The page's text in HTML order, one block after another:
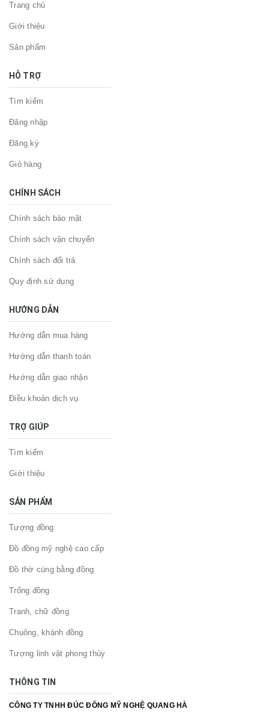
Trang chủ
Giới thiệu
Sản phẩm
HỖ TRỢ
Tìm kiếm
Đăng nhập
Đăng ký
Giỏ hàng
CHÍNH SÁCH
Chính sách bảo mật
Chính sách vận chuyển
Chính sách đổi trả
Quy định sử dụng
HƯỚNG DẪN
Hướng dẫn mua hàng
Hướng dẫn thanh toán
Hướng dẫn giao nhận
Điều khoản dịch vụ
TRỢ GIÚP
Tìm kiếm
Giới thiệu
SẢN PHẨM
Tượng đồng
Đồ đồng mỹ nghệ cao cấp
Đồ thờ cúng bằng đồng
Trống đồng
Tranh, chữ đồng
Chuông, khánh đồng
Tượng linh vật phong thủy
THÔNG TIN
CÔNG TY TNHH ĐÚC ĐỒNG MỸ NGHỆ QUANG HÀ